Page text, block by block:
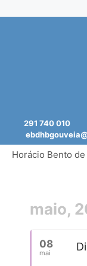
291 740
Horácio Bento
maio,
08
mai